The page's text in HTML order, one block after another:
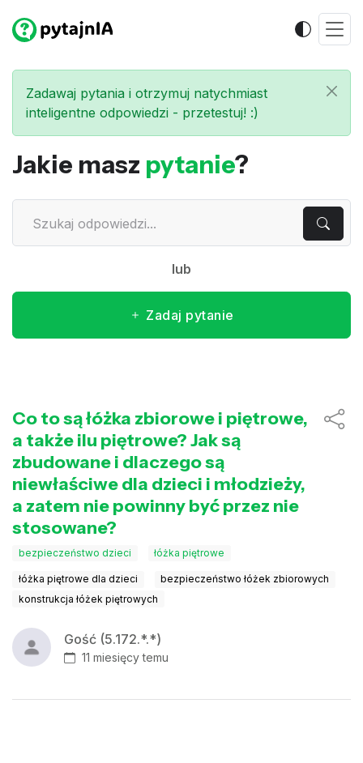
Zadawaj pytania i otrzymuj natychmiast
inteligentne odpowiedzi - przetestuj! :)
Jakie masz pytanie?
lub
Zadaj pytanie
Co to są łóżka zbiorowe i piętrowe,
a także ilu piętrowe? Jak są
zbudowane i dlaczego są
niewłaściwe dla dzieci i młodzieży,
a zatem nie powinny być przez nie
stosowane?
bezpieczeństwo dzieci łóżka piętrowe
łóżka piętrowe dla dzieci
bezpieczeństwo łóżek zbiorowych
konstrukcja łóżek piętrowych
Gość (5.172.*.*)
11 miesięcy temu